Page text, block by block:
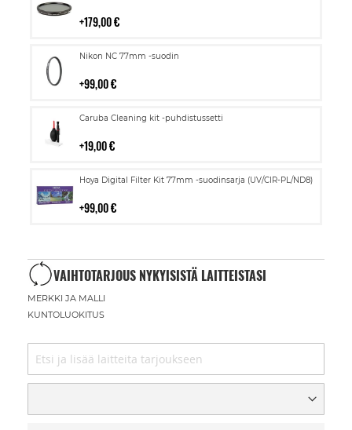
179,00 €
Nikon NC 77mm -suodin
99,00 €
Lisää
Caruba Cleaning kit -puhdistussetti
19,00 €
Lisää
Hoya Digital Filter Kit 77mm -suodinsarja (UV/CIR-PL/ND8)
99,00 €
Lisää
VAIHTOTARJOUS NYKYISISTÄ LAITTEISTASI
MERKKI JA MALLI
KUNTOLUOKITUS